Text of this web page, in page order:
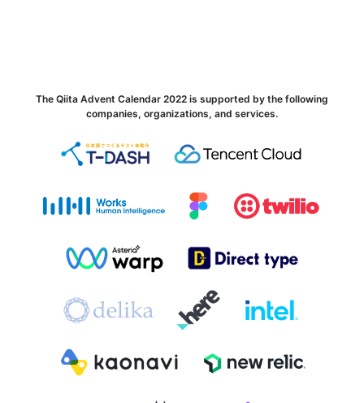
The Qiita Advent Calendar 2022 is supported by the following
companies, organizations, and services.